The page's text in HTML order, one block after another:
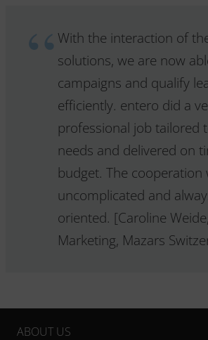
With the interaction of
solutions, we are now
campaigns and qualify
efficiently. entero did a
professional job tailored
needs and delivered on
budget. The cooperation
uncomplicated and
oriented. [Caroline
Marketing, Mazars
ABOUT US